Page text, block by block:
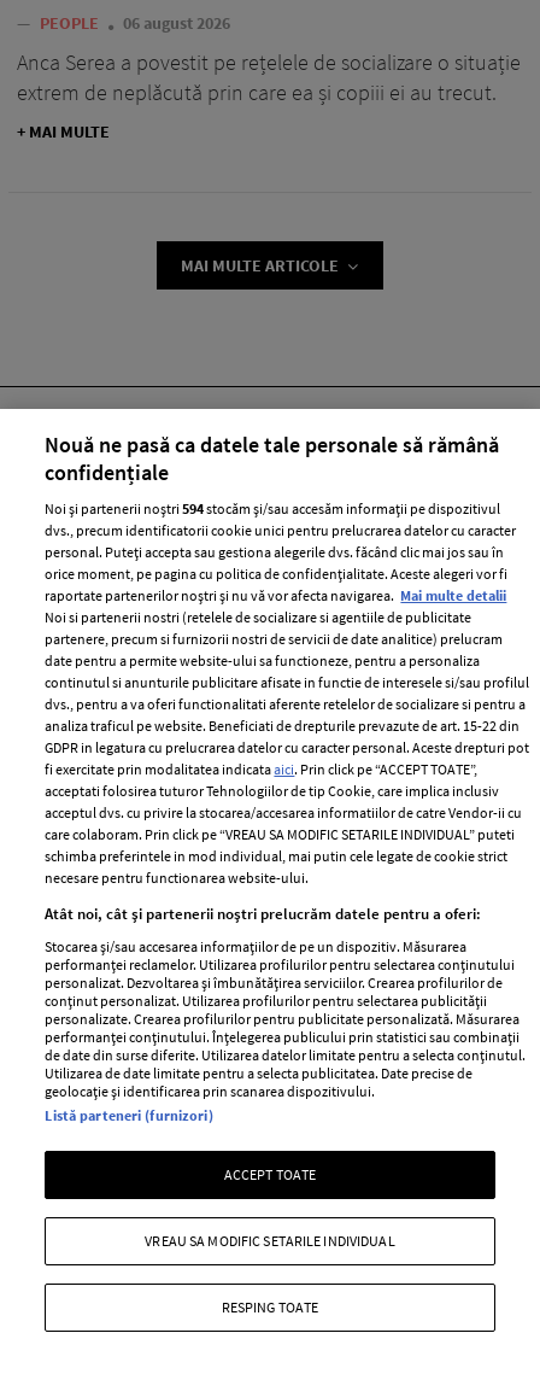
— PEOPLE 06 august 2026
Anca Serea a povestit pe rețelele de socializare o situație
extrem de neplăcută prin care ea și copiii ei au trecut.
+ MAI MULTE
MAI MULTE ARTICOLE
ABONEAZĂ-TE LA NEWSLETTER
Urmareste-ne pe:
Cele mai citite
BEAUTY BEAUTY TIPS
7 uleiuri care stimulează creșterea rapidă a
părului
ELLE Style Awards
2024
Despre ELLE
Contact
Termeni si conditii
confidențialitate
Stiri
Libertatea pentru
Nouă ne pasă ca datele tale personale să rămână
confidențiale
Noi și partenerii noștri594stocăm și/sau accesăm informații pe dispozitivul
dvs., precum identificatorii cookie unici pentru prelucrarea datelor cu caracter
personal. Puteți accepta sau gestiona alegerile dvs. făcând clic mai jos sau în
orice moment, pe pagina cu politica de confidențialitate. Aceste alegeri vor fi
raportate partenerilor noștri și nu vă vor afecta navigarea. Mai multe detalii
Noi si partenerii nostri (retelele de socializare si agentiile de publicitate
partenere, precum si furnizorii nostri de servicii de date analitice) prelucram
date pentru a permite website-ului sa functioneze, pentru a personaliza
continutul si anunturile publicitare afisate in functie de interesele si/sau profilul
dvs., pentru a va oferi functionalitati aferente retelelor de socializare si pentru a
analiza traficul pe website. Beneficiati de drepturile prevazute de art. 15-22 din
GDPR in legatura cu prelucrarea datelor cu caracter personal. Aceste drepturi pot
fi exercitate prin modalitatea indicataaici. Prin click pe “ACCEPT TOATE”,
acceptati folosirea tuturor Tehnologiilor de tip Cookie, care implica inclusiv
acceptul dvs. cu privire la stocarea/accesarea informatiilor de catre Vendor-ii cu
care colaboram. Prin click pe “VREAU SA MODIFIC SETARILE INDIVIDUAL” puteti
schimba preferintele in mod individual, mai putin cele legate de cookie strict
necesare pentru functionarea website-ului.
Atât noi, cât și partenerii noștri prelucrăm datele pentru a oferi:
Stocarea și/sau accesarea informațiilor de pe un dispozitiv. Măsurarea
performanței reclamelor. Utilizarea profilurilor pentru selectarea conținutului
personalizat. Dezvoltarea și îmbunătățirea serviciilor. Crearea profilurilor de
conținut personalizat. Utilizarea profilurilor pentru selectarea publicității
personalizate. Crearea profilurilor pentru publicitate personalizată. Măsurarea
performanței conținutului. Înțelegerea publicului prin statistici sau combinații
de date din surse diferite. Utilizarea datelor limitate pentru a selecta conținutul.
Utilizarea de date limitate pentru a selecta publicitatea. Date precise de
geolocație și identificarea prin scanarea dispozitivului.
Listă parteneri (furnizori)
ACCEPT TOATE
RESPING TOATE
VREAU SA MODIFIC SETARILE INDIVIDUAL